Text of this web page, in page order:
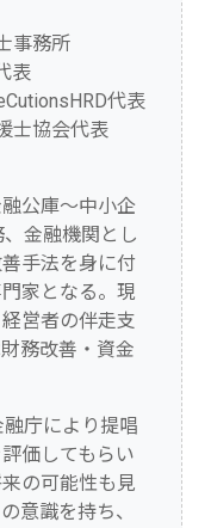
事務所
表
代表
士協会代表
公庫～中小企
金融機関とし
手法を身に付
家となる。現
営者の伴走支
務改善・資金
庁により提唱
価してもらい
の可能性も見
意識を持ち、